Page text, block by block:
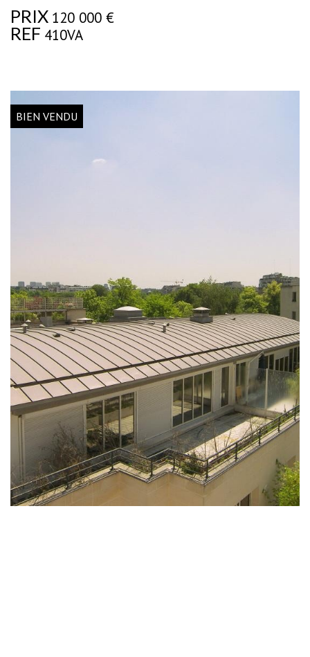
PRIX 120 000 €
REF 410VA
BIEN VENDU